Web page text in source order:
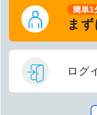
簡単1
ま
ログ